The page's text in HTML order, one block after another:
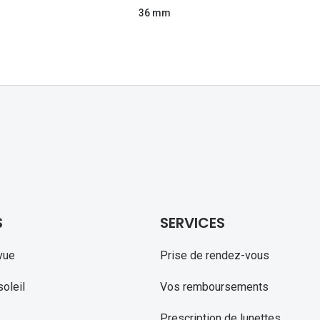
36 mm
SERVICES
Prise de rendez-vous
Vos remboursements